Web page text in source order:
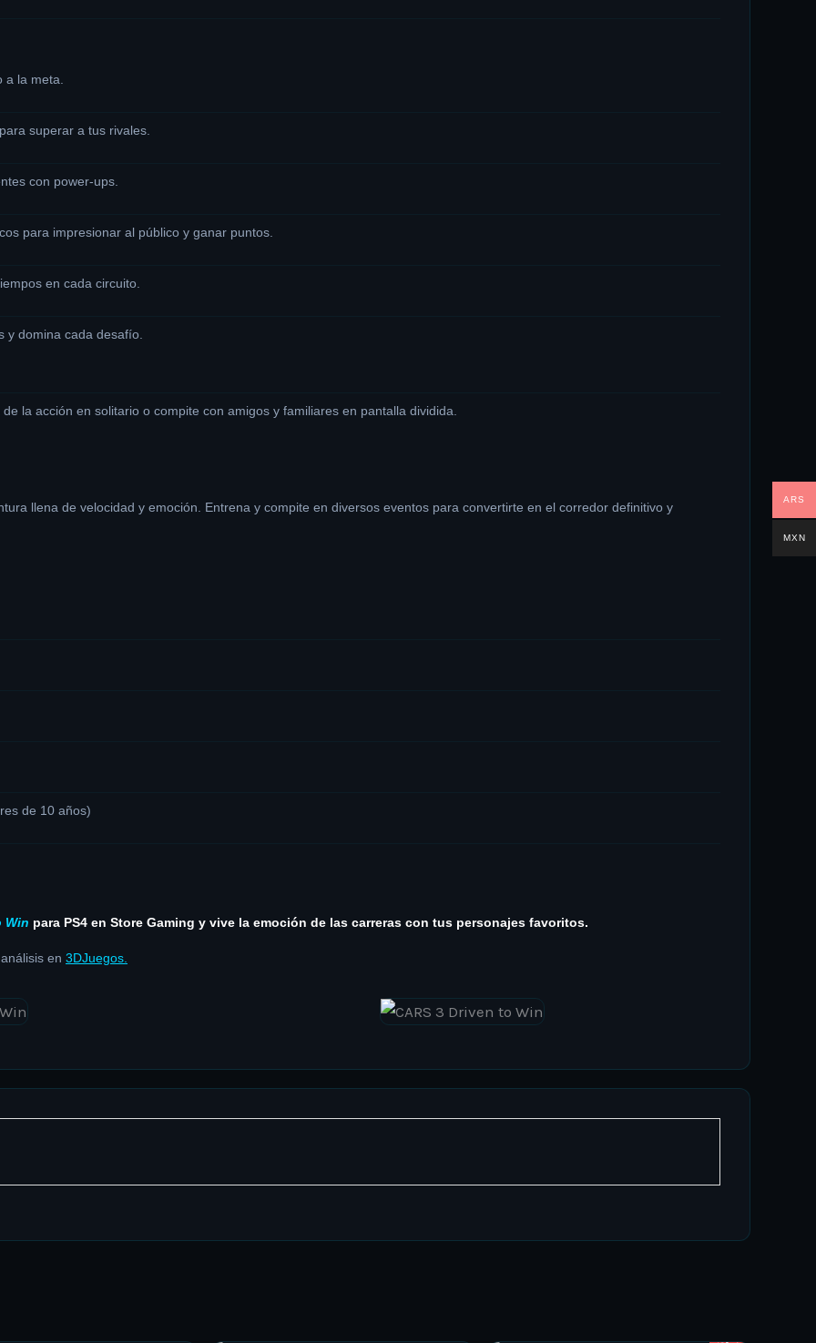
la meta.
superar a tus rivales.
con power-ups.
para impresionar al público y ganar puntos.
en cada circuito.
y domina cada desafío.
de la acción en solitario o compite con amigos y familiares en pantalla dividida.
llena de velocidad y emoción.
Entrena y compite en diversos eventos para convertirte en el corredor definitivo y
de 10 años)
Win para PS4 en Store Gaming y vive la emoción de las carreras con tus personajes favoritos.
en 3DJuegos.
ARS
MXN